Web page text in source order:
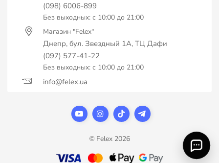
(098) 6006-899
Без выходных: с 10:00 до 21:00
Магазин "Felex"
Днепр, бул. Звездный 1А, ТЦ Дафи
(097) 577-41-22
Без выходных: с 10:00 до 21:00
info@felex.ua
© Felex 2026